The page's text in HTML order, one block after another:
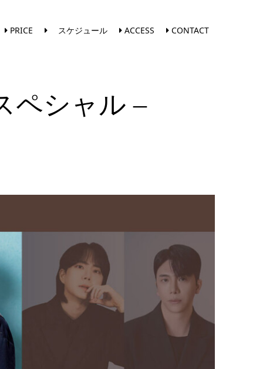
PRICE スケジュール ACCESS CONTACT
ペシャル –